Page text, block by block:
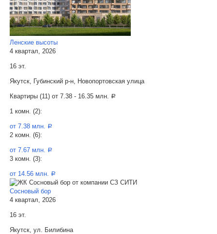
Ленские высоты
4 квартал, 2026
16 эт.
Якутск, Губинский р-н, Новопортовская улица
Квартиры (11) от 7.38 - 16.35 млн. a
1 комн. (2):
от 7.38 млн. a
2 комн. (6):
от 7.67 млн. a
3 комн. (3):
от 14.56 млн. a
Сосновый бор
4 квартал, 2026
16 эт.
Якутск, ул. Билибина